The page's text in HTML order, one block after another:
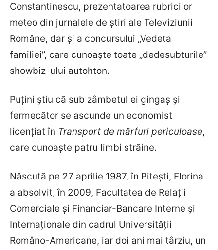
Constantinescu, prezentatoarea rubricilor
meteo din jurnalele de ştiri ale Televiziunii
Române, dar şi a concursului „Vedeta
familiei”, care cunoaşte toate „dedesubturile”
showbiz-ului autohton.
Puţini ştiu că sub zâmbetul ei gingaş şi
fermecător se ascunde un economist
licenţiat în Transport de mărfuri periculoase,
care cunoaşte patru limbi străine.
Născută pe 27 aprilie 1987, în Piteşti, Florina
a absolvit, în 2009, Facultatea de Relații
Comerciale și Financiar-Bancare Interne și
Internaționale din cadrul Universității
Româno-Americane, iar doi ani mai târziu, un